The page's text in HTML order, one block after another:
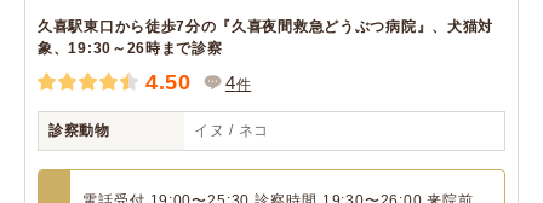
久喜駅東口から徒歩7分の『久喜夜間救急どうぶつ病院』、犬猫対
象、19:30～26時まで診察
4.50 4件
診察動物 イヌ / ネコ